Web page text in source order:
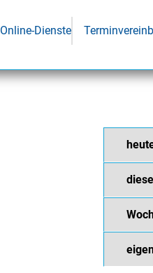
Online-Dienste